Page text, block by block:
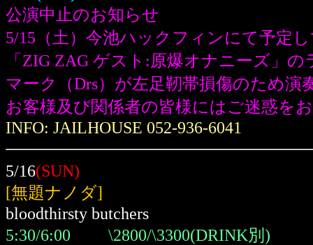
公演中止のお知らせ
5/15（土）今池ハックフィンにて予定
「ZIG ZAG ゲスト:原爆オナニーズ」
マーク（Drs）が左足靭帯損傷のため
お客様及び関係者の皆様にはご迷惑を
INFO: JAILHOUSE 052-936-6041
5/16(SUN)
[無題ナノダ]
bloodthirsty butchers
5:30/6:00 \2800/\3300(DRINK別)